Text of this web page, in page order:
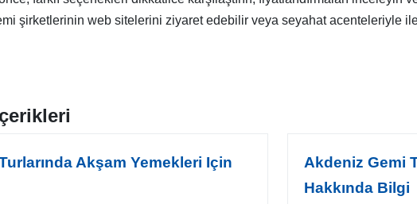
şirketlerinin web sitelerini ziyaret edebilir veya seyahat acenteleriyle
Akşam Yemekleri Için
Akdeniz Gemi
Hakkında Bilgi